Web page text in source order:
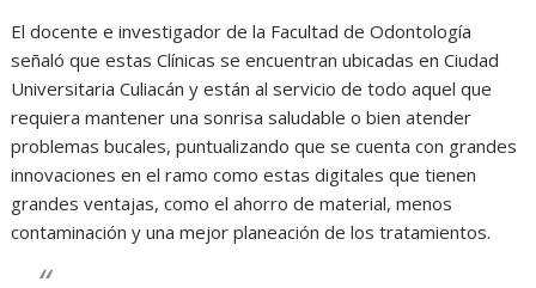
El docente e investigador de la Facultad de Odontología
señaló que estas Clínicas se encuentran ubicadas en Ciudad
Universitaria Culiacán y están al servicio de todo aquel que
requiera mantener una sonrisa saludable o bien atender
problemas bucales, puntualizando que se cuenta con grandes
innovaciones en el ramo como estas digitales que tienen
grandes ventajas, como el ahorro de material, menos
contaminación y una mejor planeación de los tratamientos.